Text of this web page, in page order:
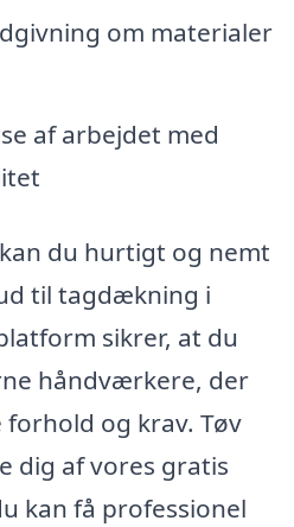
om materialer
af arbejdet med
du hurtigt og nemt
til tagdækning i
sikrer, at du
håndværkere, der
og krav. Tøv
dig af vores gratis
kan få professionel